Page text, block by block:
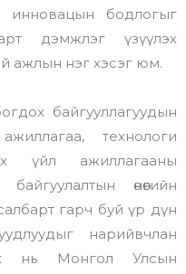
инновацын бодлогыг
дэмжлэг үзүүлэх
ажлын нэг хэсэг юм.
байгууллагуудын
технологи
үйл ажиллагааны
өнөөгийн
гарч буй үр дүн
нарийвчлан
нь Монгол Улсын